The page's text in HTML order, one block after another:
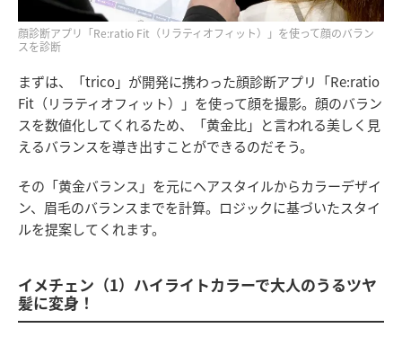
顔診断アプリ「Re:ratio Fit（リラティオフィット）」を使って顔のバラン
スを診断
まずは、「trico」が開発に携わった顔診断アプリ「Re:ratio
Fit（リラティオフィット）」を使って顔を撮影。顔のバラン
スを数値化してくれるため、「黄金比」と言われる美しく見
えるバランスを導き出すことができるのだそう。
その「黄金バランス」を元にヘアスタイルからカラーデザイ
ン、眉毛のバランスまでを計算。ロジックに基づいたスタイ
ルを提案してくれます。
イメチェン（1）ハイライトカラーで大人のうるツヤ
髪に変身！